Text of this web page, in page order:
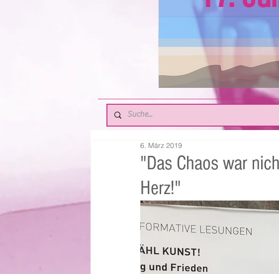
"Das Chaos war
Herz!"
6. März 2019